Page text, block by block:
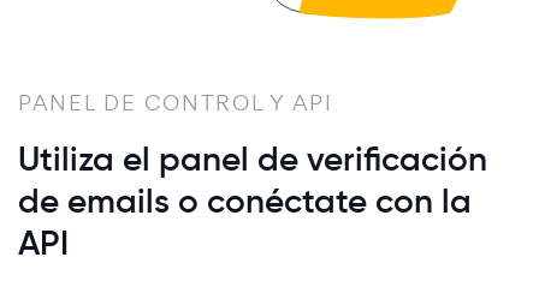
PANEL DE CONTROL Y API
Utiliza el panel de verificación
de emails o conéctate con la
API